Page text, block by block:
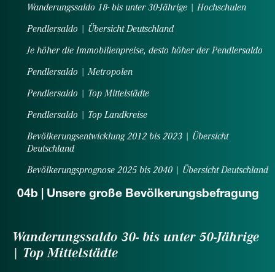
Wanderungssaldo 18- bis unter 30-Jährige | Hochschulen
Pendlersaldo | Übersicht Deutschland
Je höher die Immobilienpreise, desto höher der Pendlersaldo
Pendlersaldo | Metropolen
Pendlersaldo | Top Mittelstädte
Pendlersaldo | Top Landkreise
Bevölkerungsentwicklung 2012 bis 2023 | Übersicht
Deutschland
Bevölkerungsprognose 2025 bis 2040 | Übersicht Deutschland
04b | Unsere große Bevölkerungsbefragung
Wanderungssaldo 30- bis unter 50-Jährige
| Top Mittelstädte